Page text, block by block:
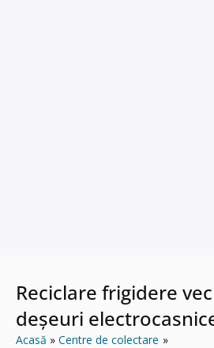
Reciclare frigidere
deșeuri
Acasă
Centre de colectare